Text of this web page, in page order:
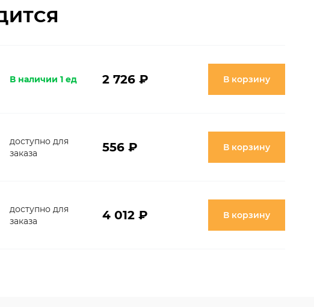
В наличии 1 ед 2 726 ₽ В корзину
доступно для
заказа
556 ₽ В корзину
доступно для
заказа
4 012 ₽ В корзину